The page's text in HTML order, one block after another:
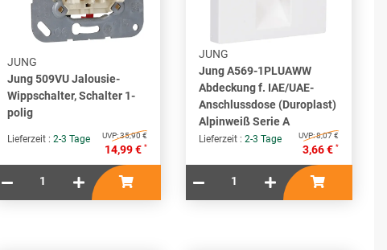
JUNG
Jung 509VU Jalousie-
Wippschalter, Schalter 1-
polig
Lieferzeit : 2-3 Tage UVP:35,90 €
14,99 € *
JUNG
Jung A569-1PLUAWW
Abdeckung f. IAE/UAE-
Anschlussdose (Duroplast)
Alpinweiß Serie A
Lieferzeit : 2-3 Tage UVP:8,07 €
3,66 € *